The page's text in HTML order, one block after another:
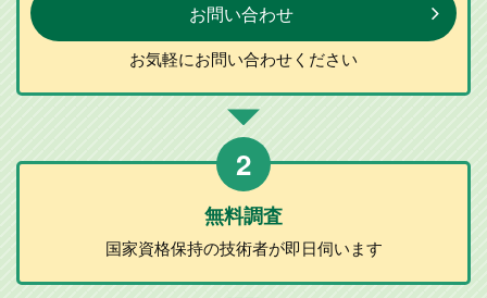
お問い合わせ
お気軽にお問い合わせください
2
無料調査
国家資格保持の技術者が即日伺います